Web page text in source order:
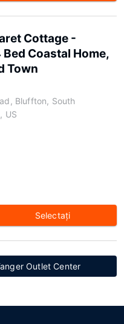
Cottage -
Coastal Home,
Town
Bluffton, South
US
Selectaţi
Outlet Center